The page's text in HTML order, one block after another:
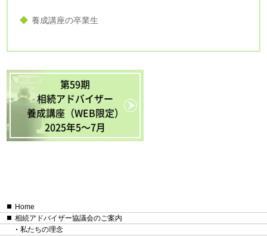
養成講座の卒業生
第59期
相続アドバイザー
養成講座（WEB限定）
2025年5〜7月
Home
相続アドバイザー協議会のご案内
私たちの理念